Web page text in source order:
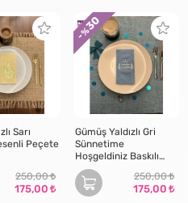
Sarı
Peçete
250,00
175,00
Gümüş Yaldızlı Gri
Sünnetime
Hoşgeldiniz Baskılı
Garson Katlama
Peçete 16 Adet250,00
175,00
- %
30